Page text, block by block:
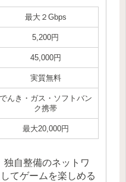
最大２Gbps
5,200円
45,000円
実質無料
でんき・ガス・ソフトバン
ク携帯
最大20,000円
独自整備のネットワ
てゲームを楽しめる